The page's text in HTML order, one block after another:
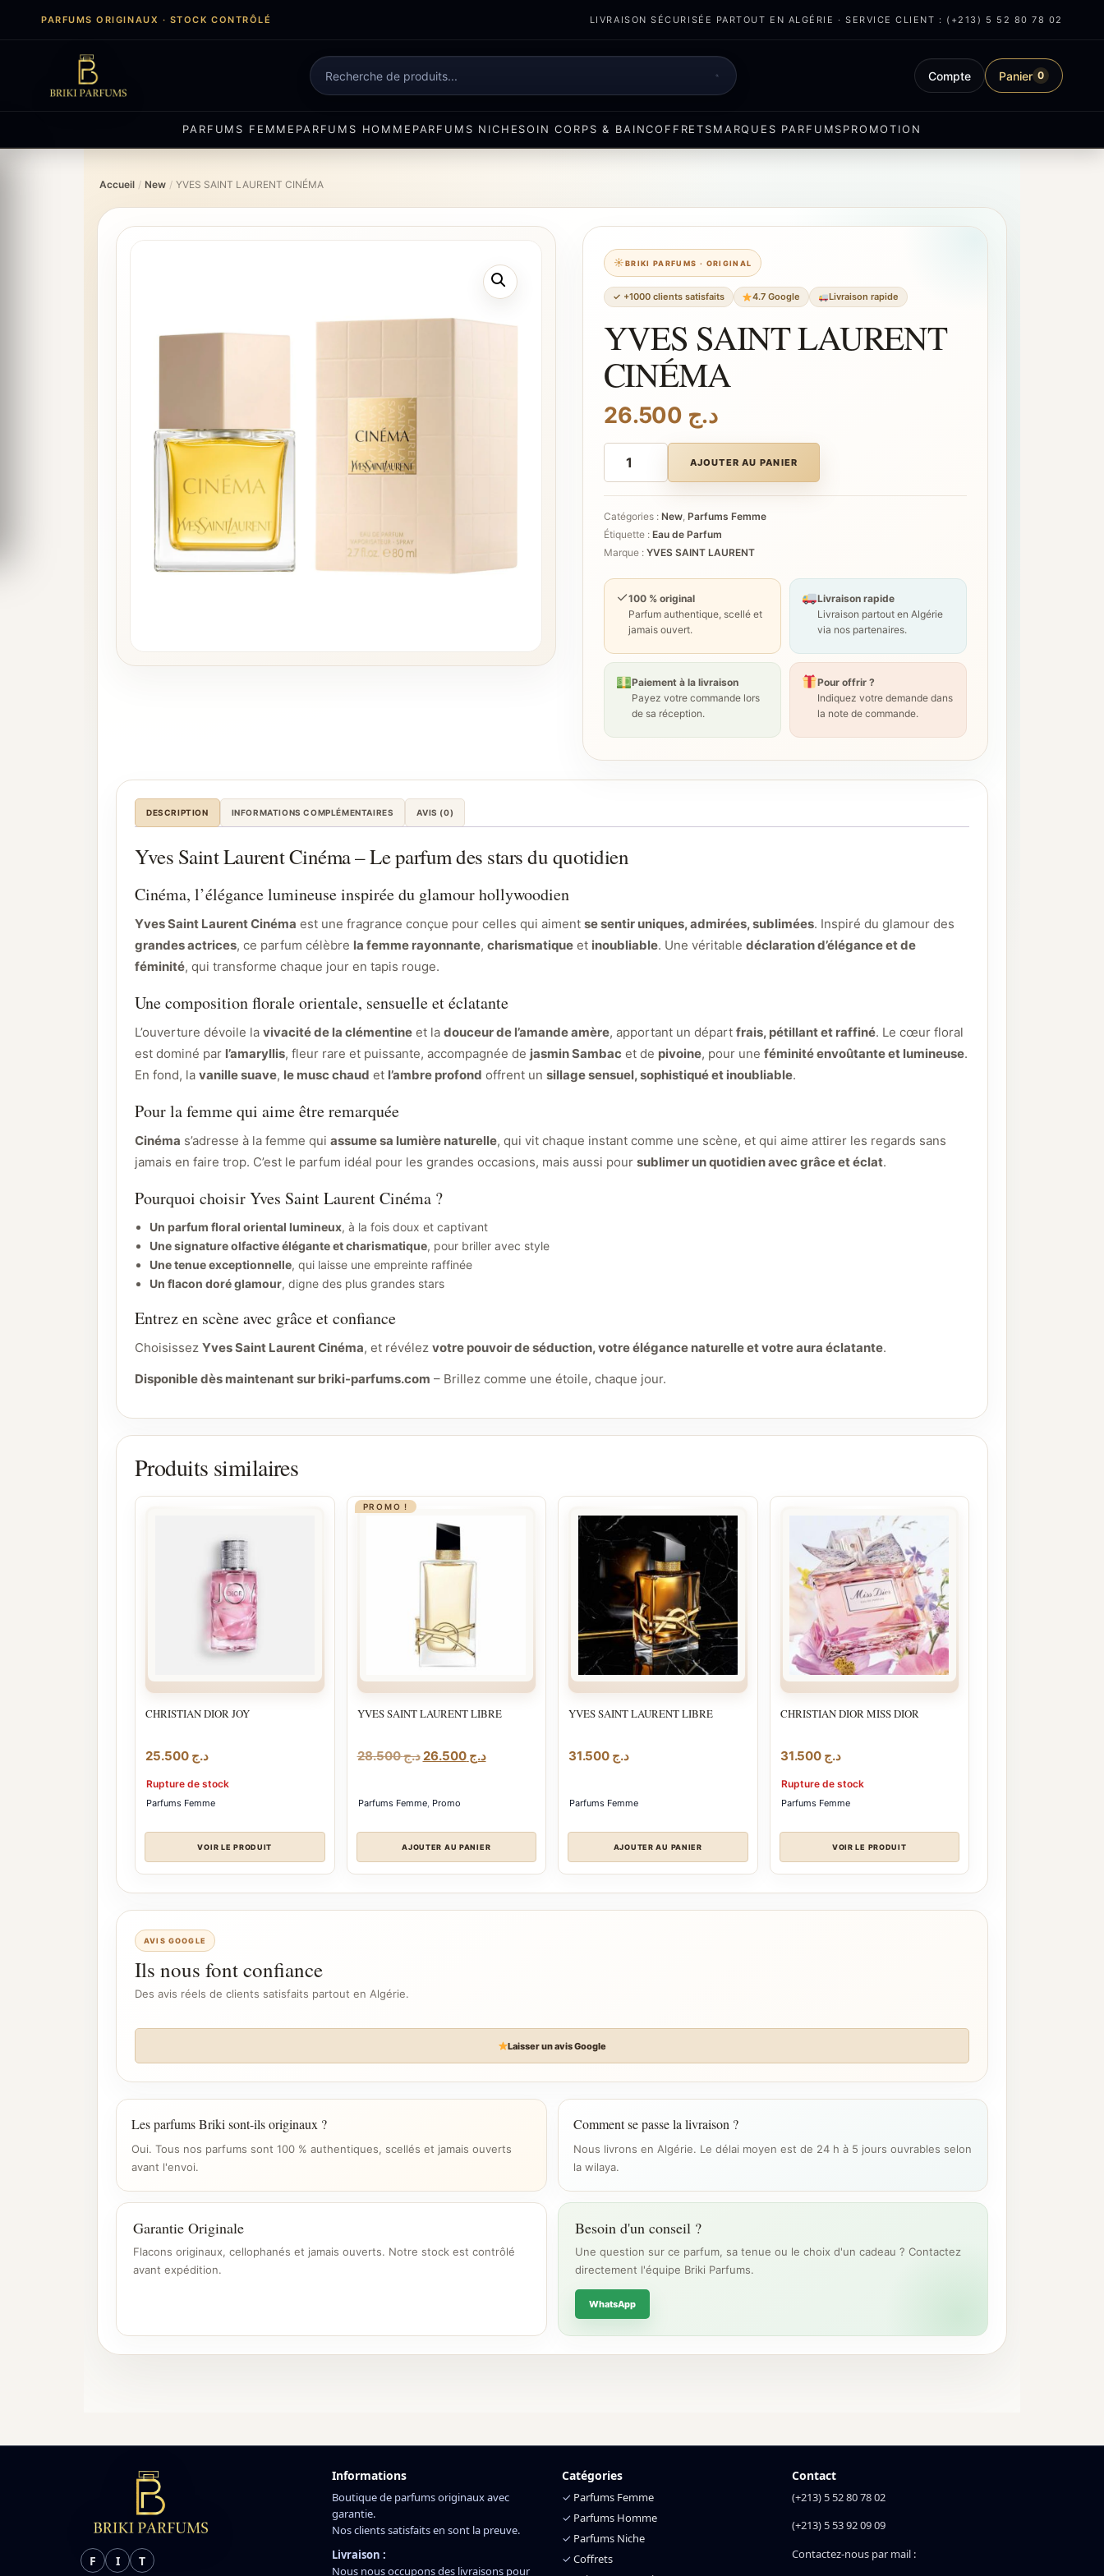
PARFUMS ORIGINAUX · STOCK CONTRÔLÉ LIVRAISON SÉCURISÉE PARTOUT EN ALGÉRIE · SERVICE CLIENT : (+213) 5 52 80 78 02
Recherche
de
produits
Compte Panier 0
PARFUMS FEMME PARFUMS HOMME PARFUMS NICHESOIN CORPS & BAINCOFFRETSMARQUES PARFUMSPROMOTION
Accueil / New / YVES SAINT LAURENT CINÉMA
BRIKI PARFUMS · ORIGINAL
✓ +1000 clients satisfaits 4.7 Google Livraison rapide
YVES SAINT LAURENT
CINÉMA
د.ج
quantité
LAURENT
CINÉMA
AJOUTER AU PANIER
Catégories : New, Parfums Femme
Étiquette : Eau de Parfum
Marque : YVES SAINT LAURENT
✓100 % original
Parfum authentique, scellé et
jamais ouvert.
Livraison rapide
Livraison partout en Algérie
via nos partenaires.
Paiement à la livraison
Payez votre commande lors
de sa réception.
Pour offrir ?
Indiquez votre demande dans
la note de commande.
DESCRIPTION INFORMATIONS COMPLÉMENTAIRES AVIS (0)
Yves Saint Laurent Cinéma – Le parfum des stars du quotidien
Cinéma, l’élégance lumineuse inspirée du glamour hollywoodien
Yves Saint Laurent Cinéma est une fragrance conçue pour celles qui aiment se sentir uniques, admirées, sublimées. Inspiré du glamour des
grandes actrices, ce parfum célèbre la femme rayonnante, charismatique et inoubliable. Une véritable déclaration d’élégance et de
féminité, qui transforme chaque jour en tapis rouge.
Une composition florale orientale, sensuelle et éclatante
L’ouverture dévoile la vivacité de la clémentine et la douceur de l’amande amère, apportant un départ frais, pétillant et raffiné. Le cœur floral
est dominé par l’amaryllis, fleur rare et puissante, accompagnée de jasmin Sambac et de pivoine, pour une féminité envoûtante et lumineuse.
En fond, la vanille suave, le musc chaud et l’ambre profond offrent un sillage sensuel, sophistiqué et inoubliable.
Pour la femme qui aime être remarquée
Cinéma s’adresse à la femme qui assume sa lumière naturelle, qui vit chaque instant comme une scène, et qui aime attirer les regards sans
jamais en faire trop. C’est le parfum idéal pour les grandes occasions, mais aussi pour sublimer un quotidien avec grâce et éclat.
Pourquoi choisir Yves Saint Laurent Cinéma ?
Un parfum floral oriental lumineux, à la fois doux et captivant
Une signature olfactive élégante et charismatique, pour briller avec style
Une tenue exceptionnelle, qui laisse une empreinte raffinée
Un flacon doré glamour, digne des plus grandes stars
Entrez en scène avec grâce et confiance
Choisissez Yves Saint Laurent Cinéma, et révélez votre pouvoir de séduction, votre élégance naturelle et votre aura éclatante.
Disponible dès maintenant sur briki-parfums.com – Brillez comme une étoile, chaque jour.
Produits similaires
CHRISTIAN DIOR JOY
د.ج
Rupture de stock
Parfums Femme
VOIR LE PRODUIT
PROMO !
YVES SAINT LAURENT LIBRE
د.ج28.500
Le
était :
د.ج 26.500
Le
Parfums Femme, Promo
AJOUTER AU PANIER
YVES SAINT LAURENT LIBRE
د.ج
Parfums Femme
AJOUTER AU PANIER
CHRISTIAN DIOR MISS DIOR
د.ج 31.500
Rupture de stock
Parfums Femme
VOIR LE PRODUIT
AVIS GOOGLE
Ils nous font confiance
Des avis réels de clients satisfaits partout en Algérie.
Laisser un avis Google
Les parfums Briki sont-ils originaux ?
Oui. Tous nos parfums sont 100 % authentiques, scellés et jamais ouverts
avant l'envoi.
Comment se passe la livraison ?
Nous livrons en Algérie. Le délai moyen est de 24 h à 5 jours ouvrables selon
la wilaya.
Garantie Originale
Flacons originaux, cellophanés et jamais ouverts. Notre stock est contrôlé
avant expédition.
Besoin d'un conseil ?
Une question sur ce parfum, sa tenue ou le choix d'un cadeau ? Contactez
directement l'équipe Briki Parfums.
WhatsApp
F I T
Informations
Boutique de parfums originaux avec
garantie.
Nos clients satisfaits en sont la preuve.
Livraison :
Nous nous occupons des livraisons pour
Catégories
✓ Parfums Femme
✓ Parfums Homme
✓ Parfums Niche
✓ Coffrets
Contact
(+213) 5 52 80 78 02
(+213) 5 53 92 09 09
Contactez-nous par mail :